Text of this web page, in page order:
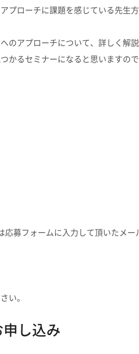
プローチに課題を感じている先生
のアプローチについて、詳しく解
かるセミナーになると思いますの
募フォームに入力して頂いたメー
い。
申し込み